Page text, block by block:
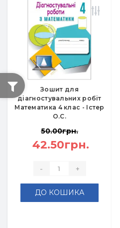
Зошит для
діагностувальних робіт
Математика 4 клас - Істер
О.С.
50.00грн.
42.50грн.
- +
ДО КОШИКА